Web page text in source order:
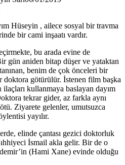
Hüseyin , ailece sosyal bir travma
bir cami inşaatı vardır.
bu arada evine de
gün aniden bitap düşer ve yataktan
benim de çok önceleri bir
doktora götürülür. İstenen film başka
kullanmaya baslayan dayım
tekrar gider, az farkla aynı
Ziyarete gelenler, umutsuzca
yayılır.
elinde çantası gezici doktorluk
İsmail akla gelir. Bir de o
(Hami Xane) evinde olduğu